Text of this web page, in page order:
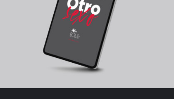
AÑADIR AL CARRITO /